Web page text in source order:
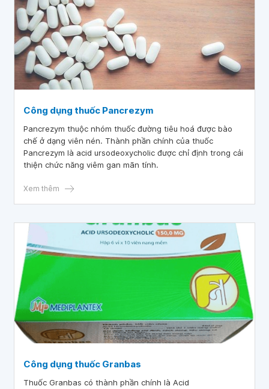
Công dụng thuốc Pancrezym
Pancrezym thuộc nhóm thuốc đường tiêu hoá được bào
chế ở dạng viên nén. Thành phần chính của thuốc
Pancrezym là acid ursodeoxycholic được chỉ định trong cải
thiện chức năng viêm gan mãn tính.
Xem thêm
Công dụng thuốc Granbas
Thuốc Granbas có thành phần chính là Acid